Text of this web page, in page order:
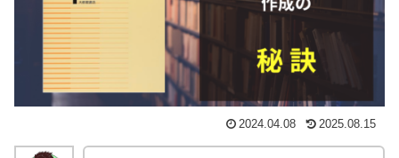
2024.04.08 2025.08.15